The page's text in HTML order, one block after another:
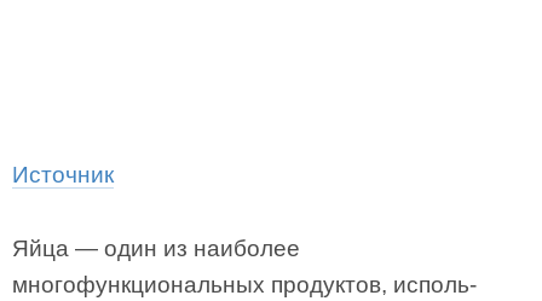
Источник
Яйца — один из наиболее
многофункциональных продуктов, исполь­